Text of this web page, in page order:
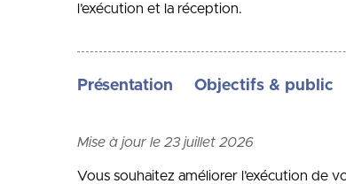
l’exécution et la réception.
Présentation Objectifs & public
Mise à jour le 23 juillet 2026
Vous souhaitez améliorer l’exécution de